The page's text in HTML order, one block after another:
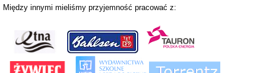
Między innymi mieliśmy przyjemność pracować z: